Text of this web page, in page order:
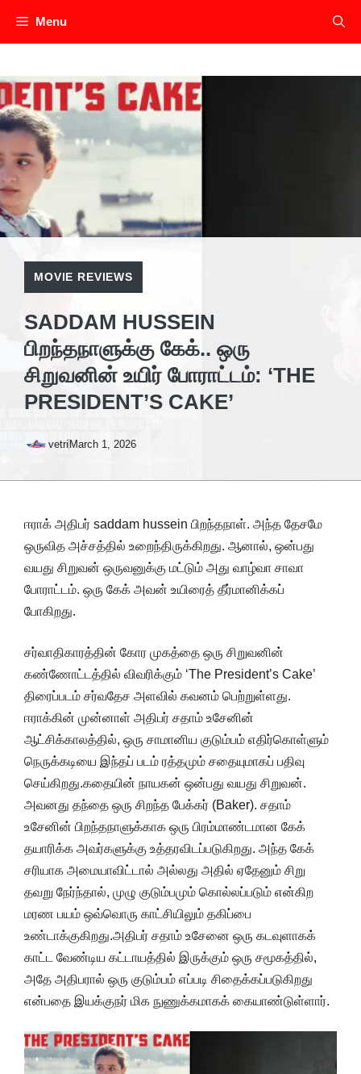
Menu
MOVIE REVIEWS
SADDAM HUSSEIN
பிறந்தநாளுக்கு கேக்.. ஒரு
சிறுவனின் உயிர் போராட்டம்: ‘THE
PRESIDENT’S CAKE’
vetri March 1, 2026
ஈராக் அதிபர் saddam hussein பிறந்தநாள். அந்த தேசமே
ஒருவித அச்சத்தில் உறைந்திருக்கிறது. ஆனால், ஒன்பது
வயது சிறுவன் ஒருவனுக்கு மட்டும் அது வாழ்வா சாவா
போராட்டம். ஒரு கேக் அவன் உயிரைத் தீர்மானிக்கப்
போகிறது.
சர்வாதிகாரத்தின் கோர முகத்தை ஒரு சிறுவனின்
கண்ணோட்டத்தில் விவரிக்கும் ‘The President’s Cake’
திரைப்படம் சர்வதேச அளவில் கவனம் பெற்றுள்ளது.
ஈராக்கின் முன்னாள் அதிபர் சதாம் உசேனின்
ஆட்சிக்காலத்தில், ஒரு சாமானிய குடும்பம் எதிர்கொள்ளும்
நெருக்கடியை இந்தப் படம் ரத்தமும் சதையுமாகப் பதிவு
செய்கிறது.கதையின் நாயகன் ஒன்பது வயது சிறுவன்.
அவனது தந்தை ஒரு சிறந்த பேக்கர் (Baker). சதாம்
உசேனின் பிறந்தநாளுக்காக ஒரு பிரம்மாண்டமான கேக்
தயாரிக்க அவர்களுக்கு உத்தரவிடப்படுகிறது. அந்த கேக்
சரியாக அமையாவிட்டால் அல்லது அதில் ஏதேனும் சிறு
தவறு நேர்ந்தால், முழு குடும்பமும் கொல்லப்படும் என்கிற
மரண பயம் ஒவ்வொரு காட்சியிலும் தகிப்பை
உண்டாக்குகிறது.அதிபர் சதாம் உசேனை ஒரு கடவுளாகக்
காட்ட வேண்டிய கட்டாயத்தில் இருக்கும் ஒரு சமூகத்தில்,
அதே அதிபரால் ஒரு குடும்பம் எப்படி சிதைக்கப்படுகிறது
என்பதை இயக்குநர் மிக நுணுக்கமாகக் கையாண்டுள்ளார்.